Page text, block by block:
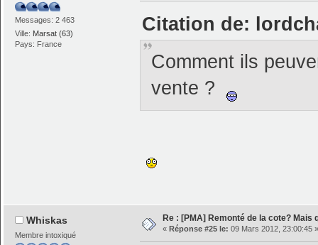
Messages: 2 463
Ville: Marsat (63)
Pays: France
Citation de:
Comment ils
vente ?
Whiskas
Membre intoxiqué
Re : [PMA] Remonté de la cote? Mais
« Réponse #25 le: 09 Mars 2012, 23:00:45 »